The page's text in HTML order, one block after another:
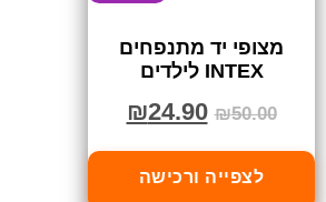
מצופי יד מתנפחים
INTEX לילדים
₪50.00
₪24.90
לצפייה ורכישה